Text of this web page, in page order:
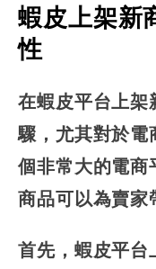
蝦皮上架新
性
在蝦皮平台上架
驟，尤其對於電
個非常大的電商
商品可以為賣家
首先，蝦皮平台